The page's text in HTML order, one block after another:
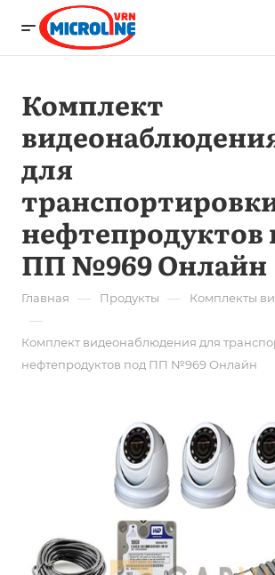
Комплект
для
нефтепродуктов
ПП №969 Онлайн
Главная — Продукты — Комплекты
—
Комплект видеонаблюдения для
нефтепродуктов под ПП №969 Онлайн